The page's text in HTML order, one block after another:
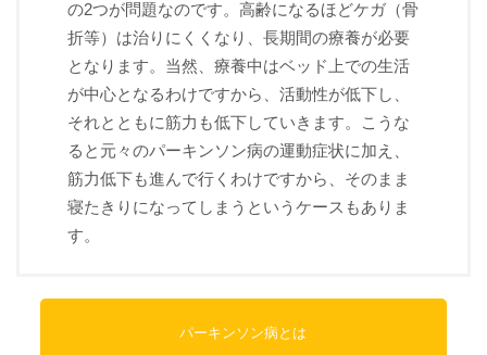
の2つが問題なのです。高齢になるほどケガ（骨
折等）は治りにくくなり、長期間の療養が必要
となります。当然、療養中はベッド上での生活
が中心となるわけですから、活動性が低下し、
それとともに筋力も低下していきます。こうな
ると元々のパーキンソン病の運動症状に加え、
筋力低下も進んで行くわけですから、そのまま
寝たきりになってしまうというケースもありま
す。
パーキンソン病とは